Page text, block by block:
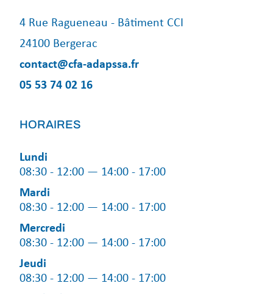
4 Rue Ragueneau - Bâtiment CCI
24100 Bergerac
contact@cfa-adapssa.fr
05 53 74 02 16
HORAIRES
Lundi
08:30 - 12:00 — 14:00 - 17:00
Mardi
08:30 - 12:00 — 14:00 - 17:00
Mercredi
08:30 - 12:00 — 14:00 - 17:00
Jeudi
08:30 - 12:00 — 14:00 - 17:00